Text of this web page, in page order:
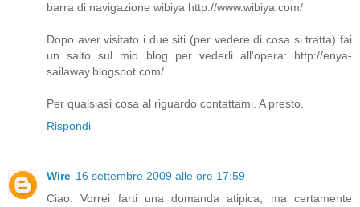
barra di navigazione wibiya http://www.wibiya.com/
Dopo aver visitato i due siti (per vedere di cosa si tratta) fai
un salto sul mio blog per vederli all'opera: http://enya-
sailaway.blogspot.com/
Per qualsiasi cosa al riguardo contattami. A presto.
Rispondi
Wire 16 settembre 2009 alle ore 17:59
Ciao. Vorrei farti una domanda atipica, ma certamente